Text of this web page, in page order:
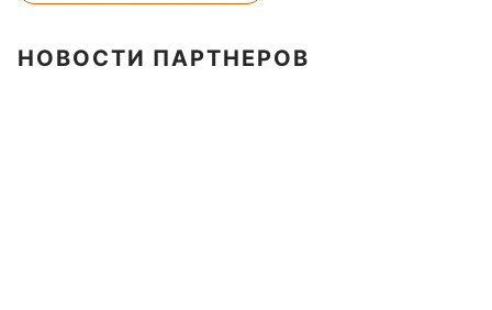
НОВОСТИ ПАРТНЕРОВ